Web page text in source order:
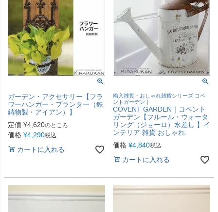
ガーデン・アクセサリー【フラ
ワーハンガー・プランター（鉄
鋳物製・アイアン）】
定価 ¥4,620のところ
価格 ¥4,290税込
カートに入れる
輸入雑貨・おしゃれ雑貨シリーズ コベ
ントガーデン｜
COVENT GARDEN｜コベント
ガーデン【フルール・ウォータ
リング（ジョーロ）水差し 】イ
ンテリア 雑貨 おしゃれ
価格 ¥4,840税込
カートに入れる